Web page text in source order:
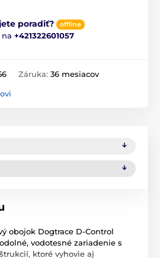
poradiť? offline
+421322601057
Záruka: 36 mesiacov
obojok Dogtrace D-Control
vodotesné zariadenie s
ktoré vyhovie aj